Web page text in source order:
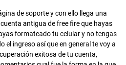
de soporte y con ello llega una
antigua de free fire que hayas
formateado tu celular y no tengas
el ingreso así que en general te voy a
exitosa de tu cuenta,